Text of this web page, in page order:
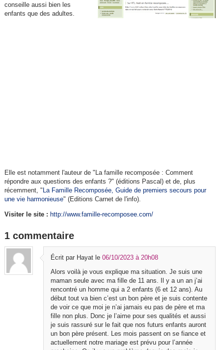
conseille aussi bien les
enfants que des adultes.
Elle est notamment l'auteur de "La famille recomposée : Comment
répondre aux questions des enfants ?" (éditions Pascal) et de, plus
récemment, " La Famille Recomposée, Guide de premiers secours pour
une vie harmonieuse" (Editions Carnet de l'info).
Visiter le site : http://www.famille-recomposee.com/
1 commentaire
Écrit par Hayat le 06/10/2023 à 20h08
Alors voilà je vous explique ma situation. Je suis une
maman seule avec ma fille de 11 ans. Il y a un an j’ai
rencontré un homme qui a 2 enfants (6 et 12 ans). Au
début tout va bien c’est un bon père et je suis contente
de voir ce que moi je n’ai jamais eu pas de père et ma
fille non plus. Donc je l’aime pour ses qualités et aussi
je suis rassuré sur le fait que nos futurs enfants auront
un bon père présent. Les mois passent on se fiance et
actuellement notre mariage est prévu pour l’année